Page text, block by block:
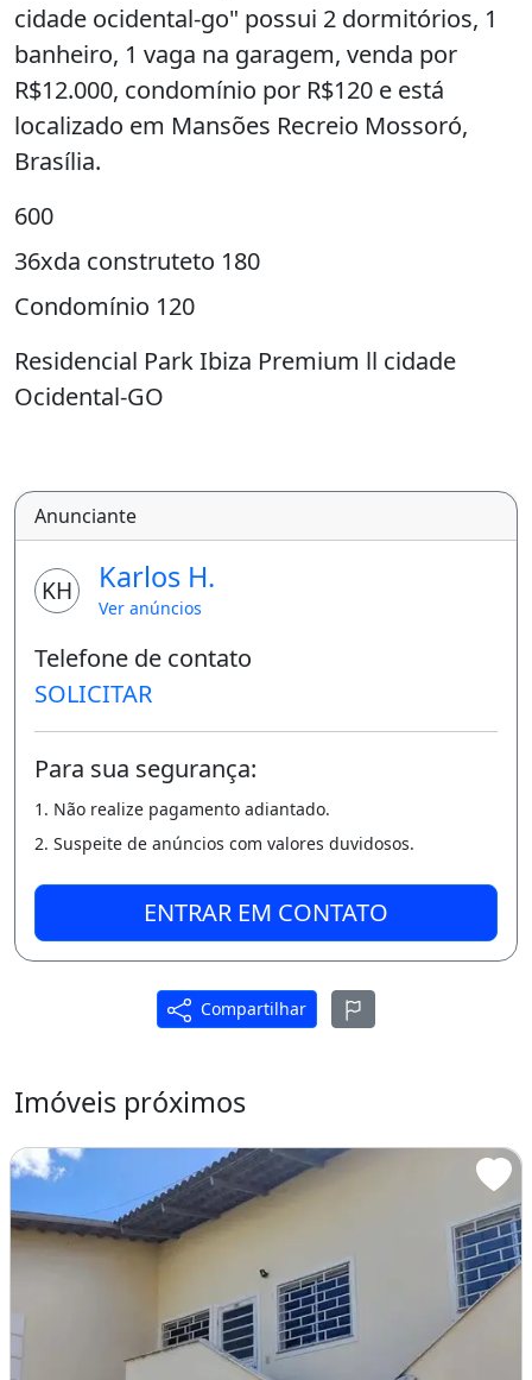
cidade ocidental-go" possui 2 dormitórios, 1
banheiro, 1 vaga na garagem, venda por
R$12.000, condomínio por R$120 e está
localizado em Mansões Recreio Mossoró,
Brasília.
600
36xda construteto 180
Condomínio 120
Residencial Park Ibiza Premium ll cidade
Ocidental-GO
Anunciante
KH Karlos H.
Ver anúncios
Telefone de contato
SOLICITAR
Para sua segurança:
1. Não realize pagamento adiantado.
2. Suspeite de anúncios com valores duvidosos.
ENTRAR EM CONTATO
Compartilhar
Imóveis próximos